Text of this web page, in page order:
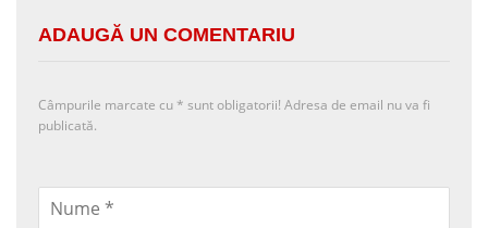
ADAUGĂ UN COMENTARIU
Câmpurile marcate cu * sunt obligatorii! Adresa de email nu va fi
publicată.